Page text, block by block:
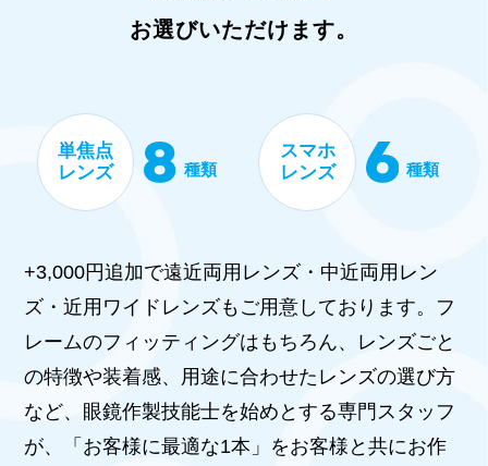
お選びいただけます。
単焦点
レンズ
種類
スマホ
レンズ
種類
+3,000円追加で遠近両用レンズ・中近両用レン
ズ・近用ワイドレンズもご用意しております。フ
レームのフィッティングはもちろん、レンズごと
の特徴や装着感、用途に合わせたレンズの選び方
など、眼鏡作製技能士を始めとする専門スタッフ
が、「お客様に最適な1本」をお客様と共にお作